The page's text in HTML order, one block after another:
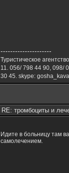
---------------------
Туристическое
11. 056/ 798 44 90, 098/
30 45. skype:
RE: тромбоциты и
Идите в больницу там
самолечением.